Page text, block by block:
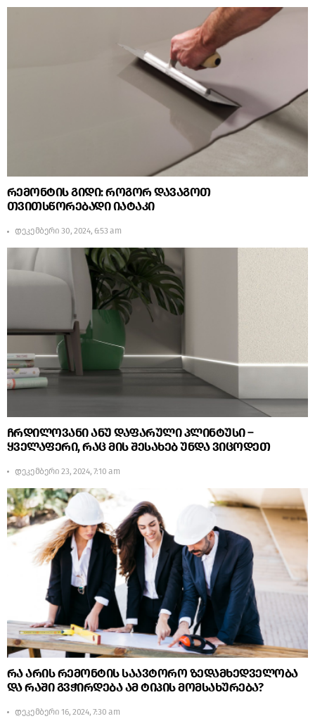
რემონტის გიდი: როგორ დავაგოთ
თვითსწორებადი იატაკი
დეკემბერი 30, 2024, 6:53 am
ჩრდილოვანი ანუ დაფარული პლინტუსი –
ყველაფერი, რაც მის შესახებ უნდა ვიცოდეთ
დეკემბერი 23, 2024, 7:10 am
რა არის რემონტის საავტორო ზედამხედველობა
და რაში გვჭირდება ამ ტიპის მომსახურება?
დეკემბერი 16, 2024, 7:30 am